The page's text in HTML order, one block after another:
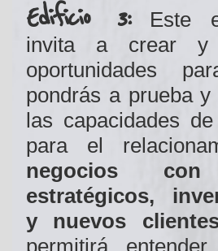
Edificio 3:Este
invita a crear y
oportunidades
pondrás a prueba y
las capacidades
para el
negocios
estratégicos,
y nuevos